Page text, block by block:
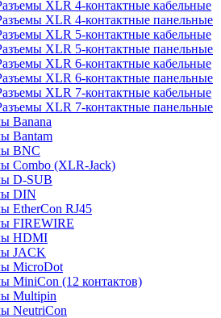
XLR 4-контактные кабельные
XLR 4-контактные панельные
XLR 5-контактные кабельные
XLR 5-контактные панельные
XLR 6-контактные кабельные
XLR 6-контактные панельные
XLR 7-контактные кабельные
XLR 7-контактные панельные
Banana
Bantam
BNC
Combo (XLR-Jack)
D-SUB
DIN
EtherCon RJ45
FIREWIRE
HDMI
JACK
MicroDot
MiniCon (12 контактов)
Multipin
NeutriCon